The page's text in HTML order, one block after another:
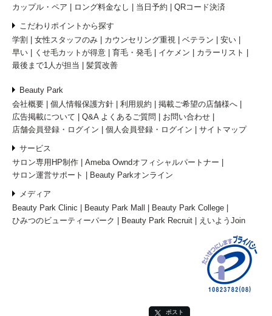
カップル・ペア
ロング料金なし 当日予約 QRコード決済
こだわりポイントから探す
学割
女性スタッフのみ カウンセリング重視 ベテラン
安い
早い
くせ毛カットが得意 育毛・発毛 イケメン
カラーリスト
最後まで1人が担当
髪質改善
Beauty Park
会社概要
個人情報保護方針 利用規約
掲載ご希望の店舗様へ
広告掲載について
Q&A よくあるご質問
お問い合わせ
店舗会員登録・ログイン
個人会員登録・ログイン サイトマップ
サービス
サロン専用HP制作
Ameba Owndオフィシャルパートナー
サロン運営サポート
Beauty Parkオンライン
メディア
Beauty Park Clinic
Beauty Park Mall
Beauty Park College
ひみつのビューティーパーク
Beauty Park Recruit えいようJoin
ポスト